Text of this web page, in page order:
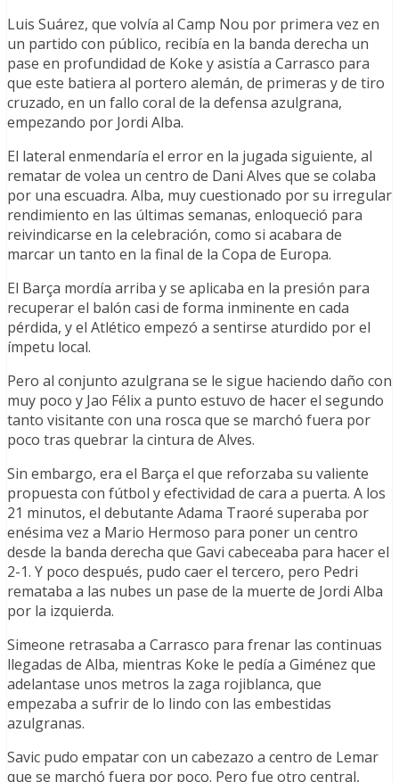
Luis Suárez, que volvía al Camp Nou por primera vez en
un partido con público, recibía en la banda derecha un
pase en profundidad de Koke y asistía a Carrasco para
que este batiera al portero alemán, de primeras y de tiro
cruzado, en un fallo coral de la defensa azulgrana,
empezando por Jordi Alba.
El lateral enmendaría el error en la jugada siguiente, al
rematar de volea un centro de Dani Alves que se colaba
por una escuadra. Alba, muy cuestionado por su irregular
rendimiento en las últimas semanas, enloqueció para
reivindicarse en la celebración, como si acabara de
marcar un tanto en la final de la Copa de Europa.
El Barça mordía arriba y se aplicaba en la presión para
recuperar el balón casi de forma inminente en cada
pérdida, y el Atlético empezó a sentirse aturdido por el
ímpetu local.
Pero al conjunto azulgrana se le sigue haciendo daño con
muy poco y Jao Félix a punto estuvo de hacer el segundo
tanto visitante con una rosca que se marchó fuera por
poco tras quebrar la cintura de Alves.
Sin embargo, era el Barça el que reforzaba su valiente
propuesta con fútbol y efectividad de cara a puerta. A los
21 minutos, el debutante Adama Traoré superaba por
enésima vez a Mario Hermoso para poner un centro
desde la banda derecha que Gavi cabeceaba para hacer el
2-1. Y poco después, pudo caer el tercero, pero Pedri
remataba a las nubes un pase de la muerte de Jordi Alba
por la izquierda.
Simeone retrasaba a Carrasco para frenar las continuas
llegadas de Alba, mientras Koke le pedía a Giménez que
adelantase unos metros la zaga rojiblanca, que
empezaba a sufrir de lo lindo con las embestidas
azulgranas.
Savic pudo empatar con un cabezazo a centro de Lemar
que se marchó fuera por poco. Pero fue otro central,